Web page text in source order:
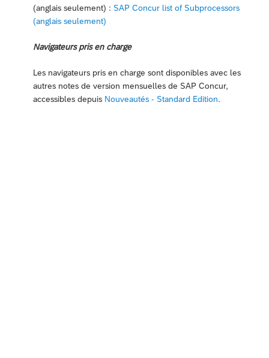
(anglais seulement) : SAP Concur list of Subprocessors
(anglais seulement)
Navigateurs pris en charge
Les navigateurs pris en charge sont disponibles avec les
autres notes de version mensuelles de SAP Concur,
accessibles depuis Nouveautés - Standard Edition.